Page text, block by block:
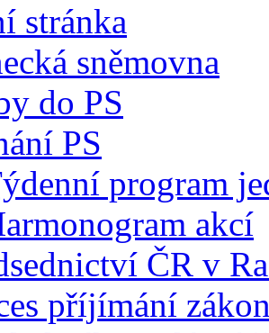
stránka
sněmovna
do PS
PS
program
akcí
ČR v
příjímání